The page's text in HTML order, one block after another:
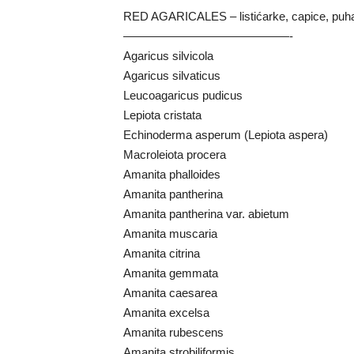
RED AGARICALES – listićarke, capice,
——————————————-
Agaricus silvicola
Agaricus silvaticus
Leucoagaricus pudicus
Lepiota cristata
Echinoderma asperum (Lepiota aspera)
Macroleiota procera
Amanita phalloides
Amanita pantherina
Amanita pantherina var. abietum
Amanita muscaria
Amanita citrina
Amanita gemmata
Amanita caesarea
Amanita excelsa
Amanita rubescens